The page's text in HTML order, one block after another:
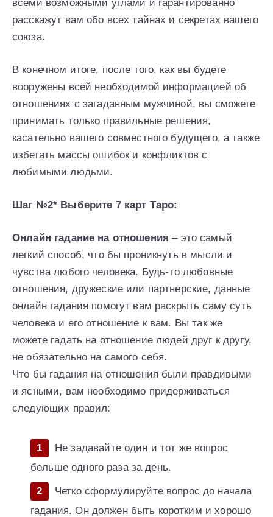
всеми возможными углами и гарантированно
расскажут вам обо всех тайнах и секретах вашего
союза.
В конечном итоге, после того, как вы будете
вооружены всей необходимой информацией об
отношениях с загаданным мужчиной, вы сможете
принимать только правильные решения,
касательно вашего совместного будущего, а также
избегать массы ошибок и конфликтов с
любимыми людьми.
Шаг №2* Выберите 7 карт Таро:
Онлайн гадание на отношения – это самый
легкий способ, что бы проникнуть в мысли и
чувства любого человека. Будь-то любовные
отношения, дружеские или партнерские, данные
онлайн гадания помогут вам раскрыть саму суть
человека и его отношение к вам. Вы так же
можете гадать на отношение людей друг к другу,
не обязательно на самого себя.
Что бы гадания на отношения были правдивыми
и ясными, вам необходимо придерживаться
следующих правил:
Не задавайте один и тот же вопрос
больше одного раза за день.
Четко сформулируйте вопрос до начала
гадания. Он должен быть коротким и хорошо